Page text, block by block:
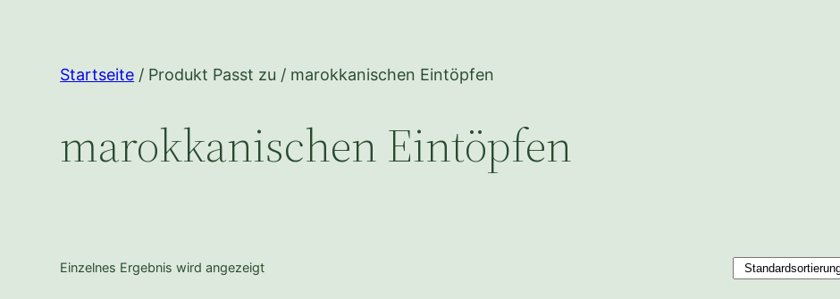
Startseite / Produkt Passt zu / marokkanischen Eintöpfen
marokkanischen Eintöpfen
Einzelnes Ergebnis wird angezeigt